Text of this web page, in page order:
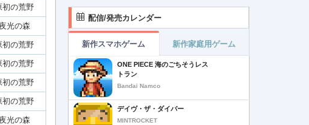
初の荒野
光の森
初の荒野
初の荒野
初の荒野
初の荒野
光の森
配信/発売カレンダー
新作スマホゲーム 新作家庭用ゲーム
ONE PIECE 海のごちそうレス
トラン
Bandai Namco
デイヴ・ザ・ダイバー
MINTROCKET